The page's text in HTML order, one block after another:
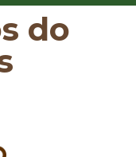
do